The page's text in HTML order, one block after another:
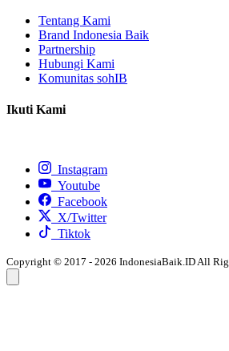
Tentang Kami
Brand Indonesia Baik
Partnership
Hubungi Kami
Komunitas sohIB
Ikuti Kami
Instagram
Youtube
Facebook
X/Twitter
Tiktok
Copyright © 2017 - 2026 IndonesiaBaik.ID All